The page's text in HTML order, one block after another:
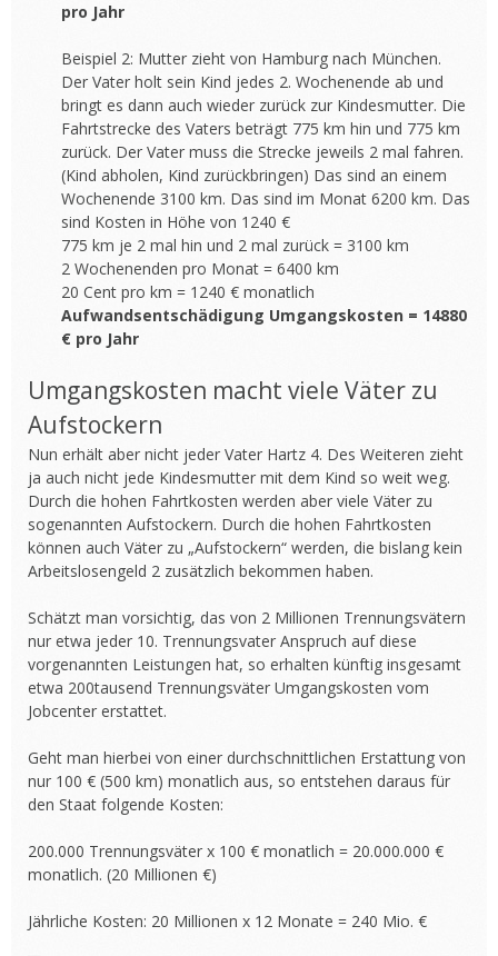
pro Jahr
Beispiel 2: Mutter zieht von Hamburg nach München.
Der Vater holt sein Kind jedes 2. Wochenende ab und
bringt es dann auch wieder zurück zur Kindesmutter. Die
Fahrtstrecke des Vaters beträgt 775 km hin und 775 km
zurück. Der Vater muss die Strecke jeweils 2 mal fahren.
(Kind abholen, Kind zurückbringen) Das sind an einem
Wochenende 3100 km. Das sind im Monat 6200 km. Das
sind Kosten in Höhe von 1240 €
775 km je 2 mal hin und 2 mal zurück = 3100 km
2 Wochenenden pro Monat = 6400 km
20 Cent pro km = 1240 € monatlich
Aufwandsentschädigung Umgangskosten = 14880
€ pro Jahr
Umgangskosten macht viele Väter zu
Aufstockern
Nun erhält aber nicht jeder Vater Hartz 4. Des Weiteren zieht
ja auch nicht jede Kindesmutter mit dem Kind so weit weg.
Durch die hohen Fahrtkosten werden aber viele Väter zu
sogenannten Aufstockern. Durch die hohen Fahrtkosten
können auch Väter zu „Aufstockern“ werden, die bislang kein
Arbeitslosengeld 2 zusätzlich bekommen haben.
Schätzt man vorsichtig, das von 2 Millionen Trennungsvätern
nur etwa jeder 10. Trennungsvater Anspruch auf diese
vorgenannten Leistungen hat, so erhalten künftig insgesamt
etwa 200tausend Trennungsväter Umgangskosten vom
Jobcenter erstattet.
Geht man hierbei von einer durchschnittlichen Erstattung von
nur 100 € (500 km) monatlich aus, so entstehen daraus für
den Staat folgende Kosten:
200.000 Trennungsväter x 100 € monatlich = 20.000.000 €
monatlich. (20 Millionen €)
Jährliche Kosten: 20 Millionen x 12 Monate = 240 Mio. €